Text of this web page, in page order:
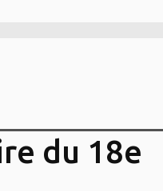
du 18e